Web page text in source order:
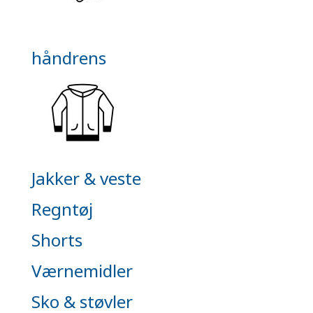
håndrens
Jakker & veste
Regntøj
Shorts
Værnemidler
Sko & støvler